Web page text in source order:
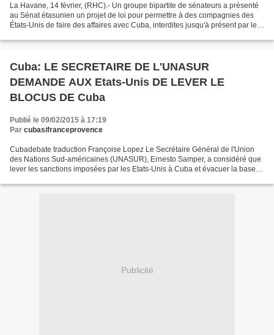
La Havane, 14 février, (RHC).- Un groupe bipartite de sénateurs a présenté
au Sénat étasunien un projet de loi pour permettre à des compagnies des
États-Unis de faire des affaires avec Cuba, interdites jusqu'à présent par les
Cuba: LE SECRETAIRE DE L'UNASUR
DEMANDE AUX Etats-Unis DE LEVER LE
BLOCUS DE Cuba
Publié le 09/02/2015 à 17:19
Par cubasifranceprovence
Cubadebate traduction Françoise Lopez Le Secrétaire Général de l'Union
des Nations Sud-américaines (UNASUR), Ernesto Samper, a considéré que
lever les sanctions imposées par les Etats-Unis à Cuba et évacuer la base
Publicité